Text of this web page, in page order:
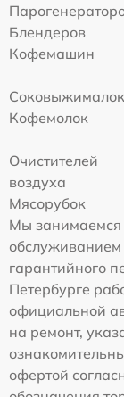
Блендеров
Кофемашин
Соковыжималок
Кофемолок
Очистителей
воздуха
Мясорубок
Мы занимаемся
обслуживанием
гарантийного
Петербурге
официальной
на ремонт,
офертой